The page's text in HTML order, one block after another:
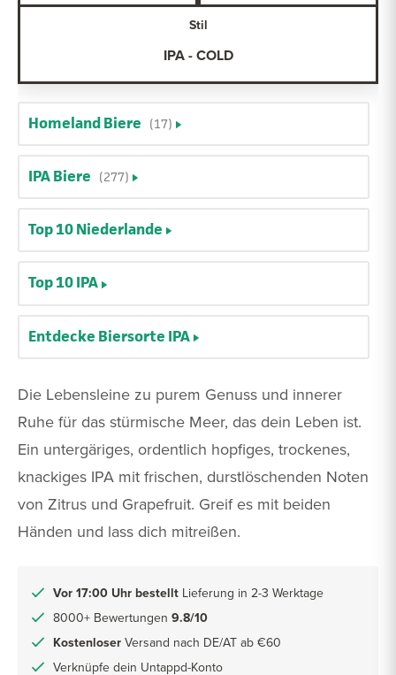
Die Lebensleine zu purem Genuss und innerer
Ruhe für das stürmische Meer, das dein Leben ist.
Ein untergäriges, ordentlich hopfiges, trockenes,
knackiges IPA mit frischen, durstlöschenden Noten
von Zitrus und Grapefruit. Greif es mit beiden
Händen und lass dich mitreißen.
Vor 17:00 Uhr bestellt Lieferung in 2-3 Werktage
8000+ Bewertungen 9.8/10
Kostenloser Versand nach DE/AT ab €60
Verknüpfe dein Untappd-Konto
Stil
IPA - COLD
Homeland Biere (17)
IPA Biere (277)
Top 10 Niederlande
Top 10 IPA
Entdecke Biersorte IPA